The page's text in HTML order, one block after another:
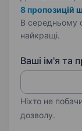
8 пропозицій
В середньому
найкращі.
Ваші ім'я та
Ніхто не
дозволу.